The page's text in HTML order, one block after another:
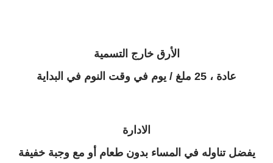
الأرق خارج التسمية
عادة ، 25 ملغ / يوم في وقت النوم في البداية
الادارة
يفضل تناوله في المساء بدون طعام أو مع وجبة خفيفة